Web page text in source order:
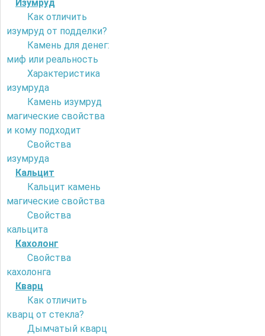
Изумруд
Как отличить
изумруд от подделки?
Камень для денег:
миф или реальность
Характеристика
изумруда
Камень изумруд
магические свойства
и кому подходит
Свойства
изумруда
Кальцит
Кальцит камень
магические свойства
Свойства
кальцита
Кахолонг
Свойства
кахолонга
Кварц
Как отличить
кварц от стекла?
Дымчатый кварц